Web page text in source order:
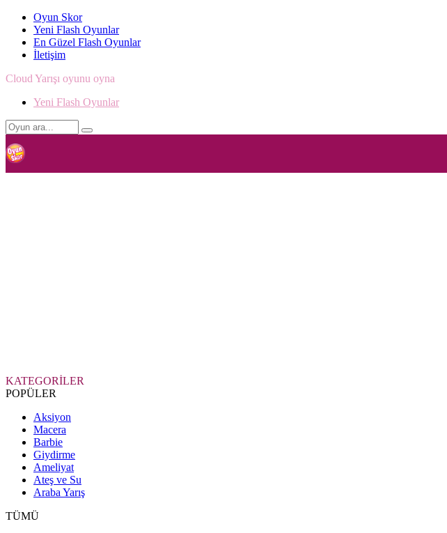
Oyun Skor
Yeni Flash Oyunlar
En Güzel Flash Oyunlar
İletişim
Cloud Yarışı oyunu oyna
Yeni Flash Oyunlar
KATEGORİLER
POPÜLER
Aksiyon
Macera
Barbie
Giydirme
Ameliyat
Ateş ve Su
Araba Yarış
TÜMÜ